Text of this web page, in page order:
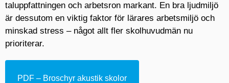
taluppfattningen och arbetsron markant. En bra ljudmiljö
är dessutom en viktig faktor för lärares arbetsmiljö och
minskad stress – något allt fler skolhuvudmän nu
prioriterar.
PDF – Broschyr akustik skolor